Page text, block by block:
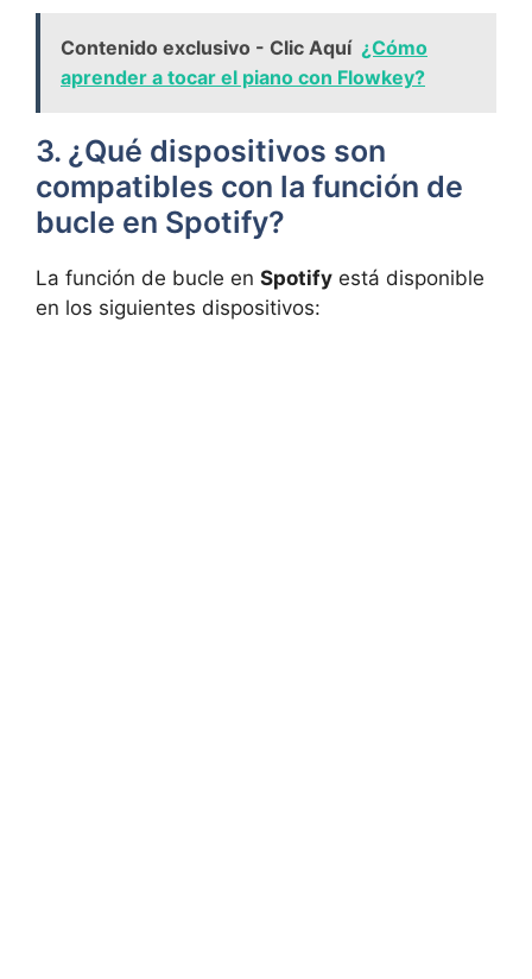
Contenido exclusivo - Clic Aquí ¿Cómo
aprender a tocar el piano con Flowkey?
3.‌ ¿Qué​ dispositivos son
compatibles con la​ función de
bucle ‌en Spotify?
La⁢ función de bucle en Spotify ⁣está disponible
en ‌los siguientes dispositivos: